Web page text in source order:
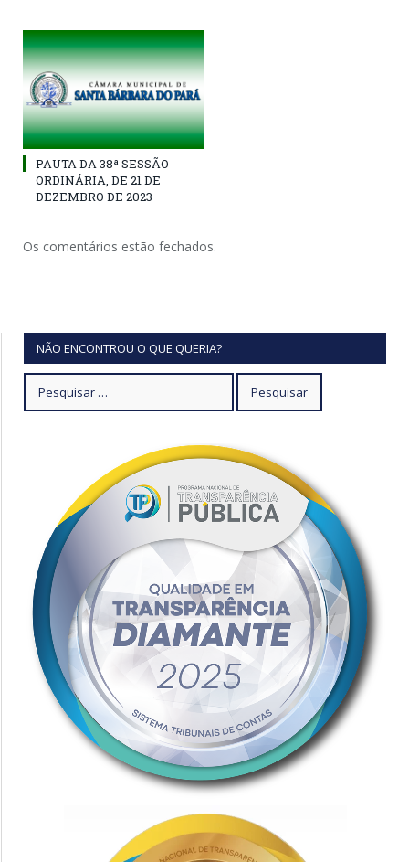
PAUTA DA 38ª SESSÃO
ORDINÁRIA, DE 21 DE
DEZEMBRO DE 2023
Os comentários estão fechados.
NÃO ENCONTROU O QUE QUERIA?